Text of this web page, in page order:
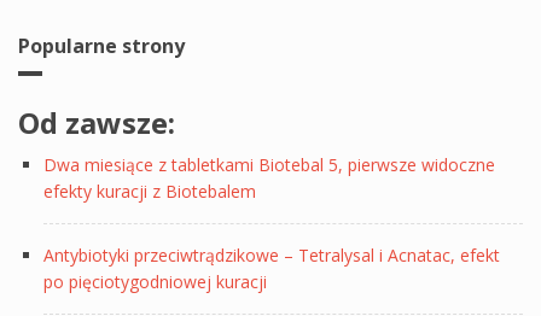
Popularne strony
Od zawsze:
Dwa miesiące z tabletkami Biotebal 5, pierwsze widoczne
efekty kuracji z Biotebalem
Antybiotyki przeciwtrądzikowe – Tetralysal i Acnatac, efekt
po pięciotygodniowej kuracji